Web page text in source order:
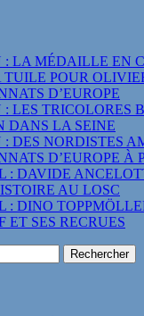
: LA MÉDAILLE EN
TUILE POUR
D’EUROPE
: LES TRICOLORES
DANS LA SEINE
: DES NORDISTES
D’EUROPE À
: DAVIDE
AU LOSC
: DINO
ET SES RECRUES